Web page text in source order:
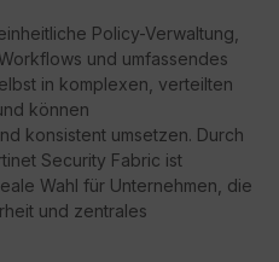
Policy-Verwaltung,
und umfassendes
in komplexen, verteilten
können
konsistent umsetzen. Durch
Security Fabric ist
Wahl für Unternehmen, die
und zentrales